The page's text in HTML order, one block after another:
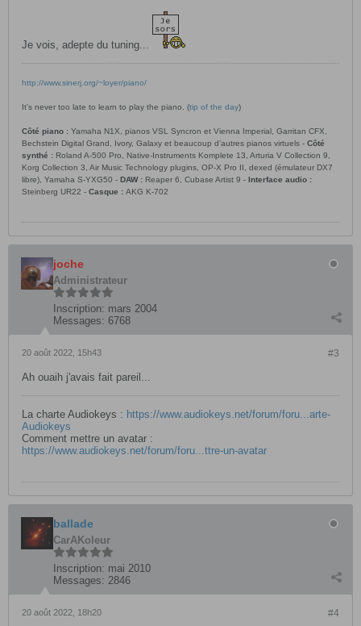
Je vois, adepte du tuning...
http://www.sinerj.org/~loyer/piano/
It's never too late to learn to play the piano. (tip of the day)
Côté piano : Yamaha N1X, pianos VSL Syncron et Vienna Imperial, Garritan CFX,
Bechstein Digital Grand, Ivory, Galaxy et beaucoup d’autres pianos virtuels - Côté
synthé : Roland A-500 Pro, Native-Instruments Komplete 13, Arturia V Collection 9,
Korg Collection 3, Air Music Technology plugins, OP-X Pro II, dexed (émulateur DX7
libre), Yamaha S-YXG50 - DAW : Reaper 6, Cubase Artist 9 - Interface audio :
Steinberg UR22 - Casque : AKG K-702
joche
Administrateur
Inscription: mars 2004
Messages: 6768
#3
20 août 2022, 15h43
Ah ouaih j'avais fait pareil...
La charte Audiokeys : https://www.audiokeys.net/forum/foru...arte-
Audiokeys
Comment mettre un avatar :
https://www.audiokeys.net/forum/foru...ttre-un-avatar
ballade
CarAKoleur
Inscription: mai 2010
Messages: 2846
#4
20 août 2022, 18h20